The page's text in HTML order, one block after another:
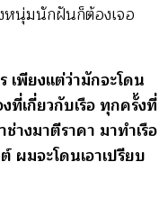
หนุ่มนักฝันก็ต้องเจอ
เพียงแต่ว่ามักจะโดน
ที่เกี่ยวกับเรือ ทุกครั้งที่
างมาตีราคา มาทำเรือ
ผมจะโดนเอาเปรียบ